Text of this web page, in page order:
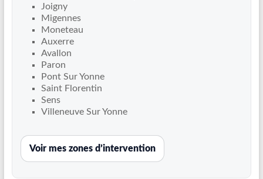
réparation
canalisations
Joigny
Migennes
Moneteau
Auxerre
Avallon
Paron
Pont Sur Yonne
Saint Florentin
Sens
Villeneuve Sur Yonne
Voir mes zones d’intervention